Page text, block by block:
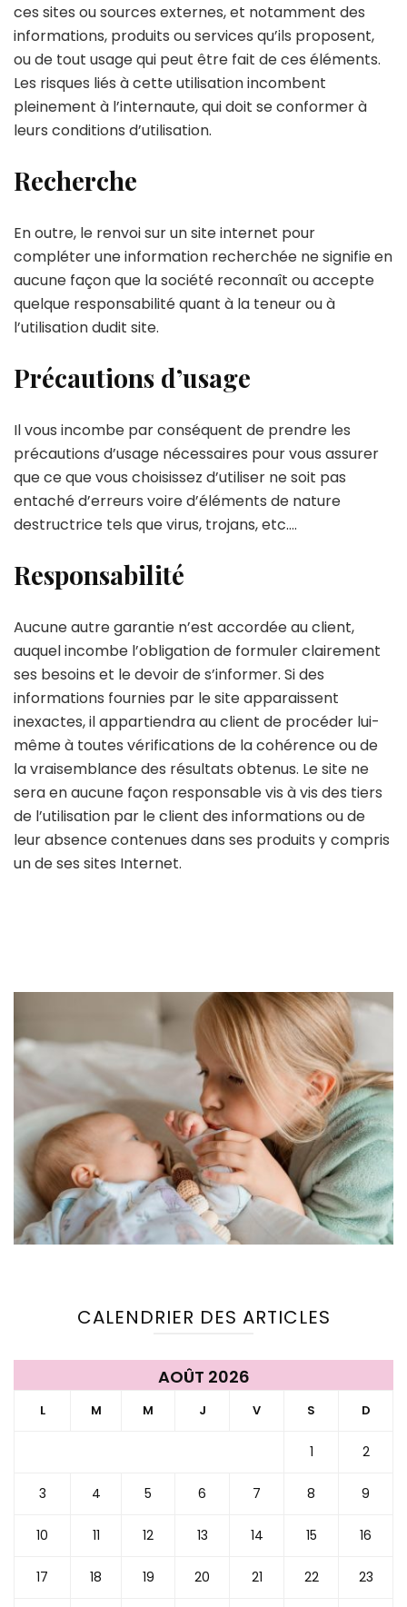
ces sites ou sources externes, et notamment des
informations, produits ou services qu’ils proposent,
ou de tout usage qui peut être fait de ces éléments.
Les risques liés à cette utilisation incombent
pleinement à l’internaute, qui doit se conformer à
leurs conditions d’utilisation.
Recherche
En outre, le renvoi sur un site internet pour
compléter une information recherchée ne signifie en
aucune façon que la société reconnaît ou accepte
quelque responsabilité quant à la teneur ou à
l’utilisation dudit site.
Précautions d’usage
Il vous incombe par conséquent de prendre les
précautions d’usage nécessaires pour vous assurer
que ce que vous choisissez d’utiliser ne soit pas
entaché d’erreurs voire d’éléments de nature
destructrice tels que virus, trojans, etc….
Responsabilité
Aucune autre garantie n’est accordée au client,
auquel incombe l’obligation de formuler clairement
ses besoins et le devoir de s’informer. Si des
informations fournies par le site apparaissent
inexactes, il appartiendra au client de procéder lui-
même à toutes vérifications de la cohérence ou de
la vraisemblance des résultats obtenus. Le site ne
sera en aucune façon responsable vis à vis des tiers
de l’utilisation par le client des informations ou de
leur absence contenues dans ses produits y compris
un de ses sites Internet.
CALENDRIER DES ARTICLES
AOÛT 2026
L M M J V S D
1 2
3 4 5 6 7 8 9
10 11 12 13 14 15 16
17 18 19 20 21 22 23